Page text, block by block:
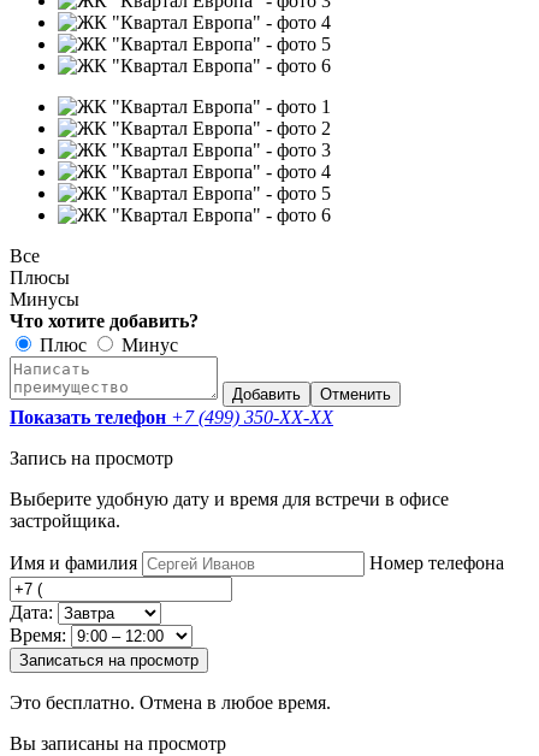
Все
Плюсы
Минусы
Что хотите добавить?
Плюс
Минус
Добавить Отменить
Показать телефон +7 (499) 350-XX-XX
Запись на просмотр
Выберите удобную дату и время для встречи в офисе
застройщика.
Имя и фамилия Номер телефона
Дата:
Время:
Записаться на просмотр
Это бесплатно. Отмена в любое время.
Вы записаны на просмотр